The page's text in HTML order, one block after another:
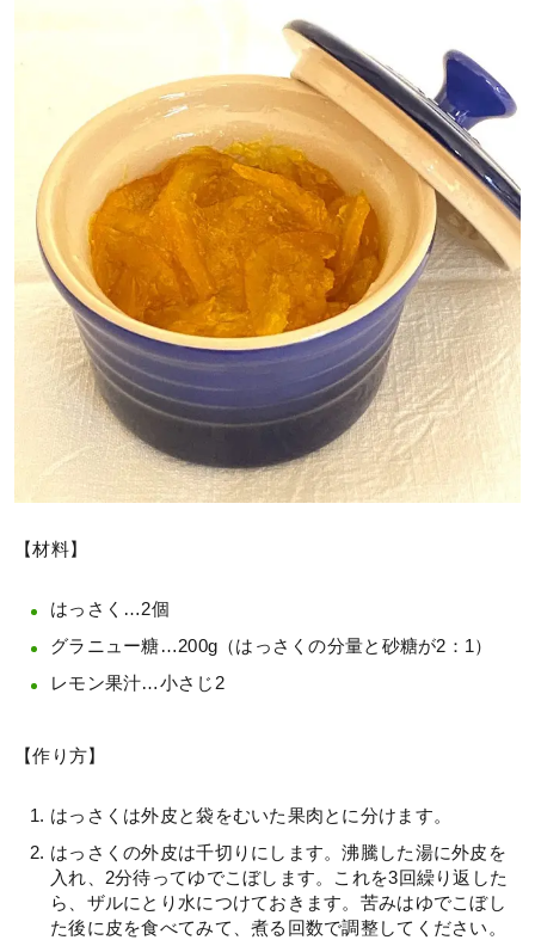
【材料】
はっさく…2個
グラニュー糖…200g（はっさくの分量と砂糖が2：1）
レモン果汁…小さじ2
【作り方】
はっさくは外皮と袋をむいた果肉とに分けます。
はっさくの外皮は千切りにします。沸騰した湯に外皮を
入れ、2分待ってゆでこぼします。これを3回繰り返した
ら、ザルにとり水につけておきます。苦みはゆでこぼし
た後に皮を食べてみて、煮る回数で調整してください。